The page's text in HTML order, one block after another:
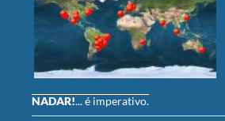
NADAR!... é imperativo.